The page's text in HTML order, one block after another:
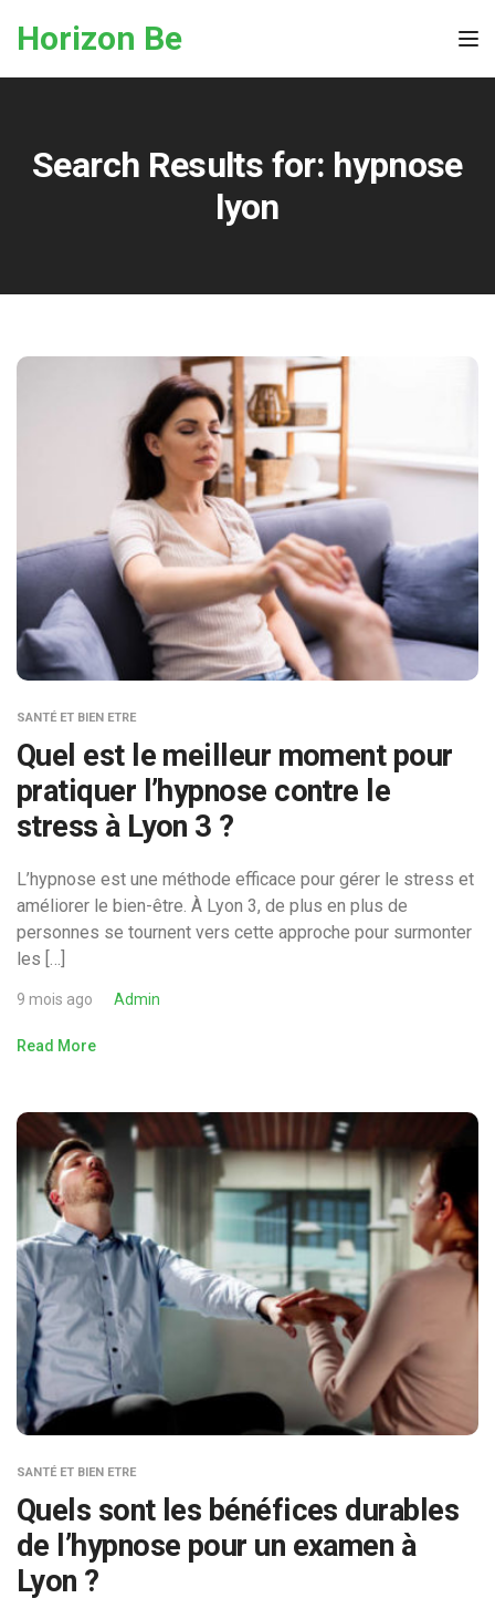
Horizon Be
Search Results for: hypnose
lyon
SANTÉ ET BIEN ETRE
Quel est le meilleur moment pour
pratiquer l’hypnose contre le
stress à Lyon 3 ?
L’hypnose est une méthode efficace pour gérer le stress et
améliorer le bien-être. À Lyon 3, de plus en plus de
personnes se tournent vers cette approche pour surmonter
les […]
9 mois ago Admin
Read More
SANTÉ ET BIEN ETRE
Quels sont les bénéfices durables
de l’hypnose pour un examen à
Lyon ?